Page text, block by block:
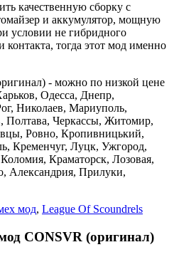
качественную сборку с
и аккумулятор, мощную
условии не гибридного
тогда этот мод именно
- можно по низкой цене
Одесса, Днепр,
Николаев, Мариуполь,
Полтава, Черкассы, Житомир,
Ровно, Кропивницький,
Кременчуг, Луцк, Ужгород,
Краматорск, Лозовая,
Александрия, Прилуки,
мод, League Of Scoundrels
CONSVR (оригинал)